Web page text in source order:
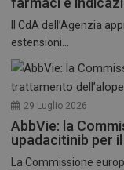
Il CdA dell’Agenzia
estensioni...
29 Luglio 2026
AbbVie: la
upadacitinib per
La Commissione